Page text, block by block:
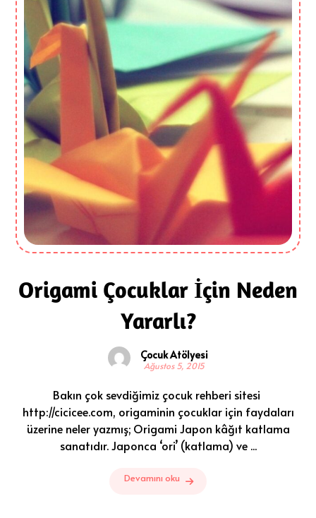
Origami Çocuklar İçin Neden
Yararlı?
Çocuk Atölyesi
Ağustos 5, 2015
Bakın çok sevdiğimiz çocuk rehberi sitesi
http://cicicee.com, origaminin çocuklar için faydaları
üzerine neler yazmış; Origami Japon kâğıt katlama
sanatıdır. Japonca ‘ori’ (katlama) ve ...
Devamını oku